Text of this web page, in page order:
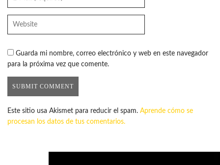
Guarda mi nombre, correo electrónico y web en este navegador
para la próxima vez que comente.
Este sitio usa Akismet para reducir el spam. Aprende cómo se
procesan los datos de tus comentarios.